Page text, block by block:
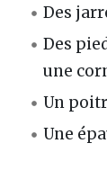
Des
Des
une
Un
Une